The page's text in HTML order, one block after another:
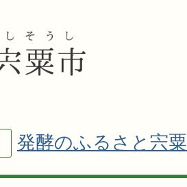
発酵のふるさと宍粟